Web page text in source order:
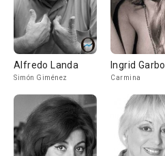
Alfredo Landa
Simón Giménez
Ingrid Garbo
Carmina